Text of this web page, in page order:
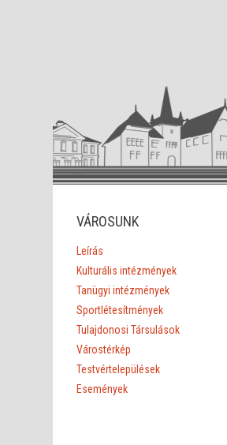
VÁROSUNK
Leírás
Kulturális intézmények
Tanügyi intézmények
Sportlétesítmények
Tulajdonosi Társulások
Várostérkép
Testvértelepülések
Események